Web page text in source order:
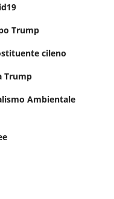
Trump
cileno
Trump
Ambientale